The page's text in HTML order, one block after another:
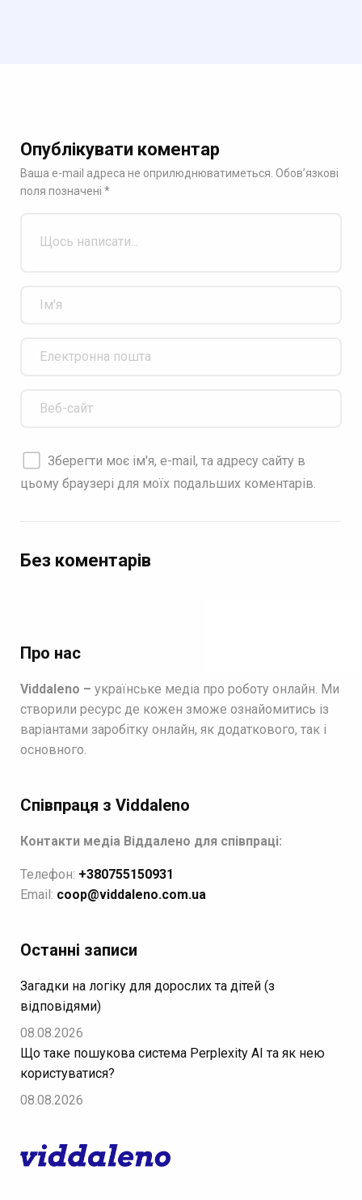
Опублікувати коментар
Ваша e-mail адреса не оприлюднюватиметься. Обов’язкові
поля позначені *
Зберегти моє ім'я, e-mail, та адресу сайту в
цьому браузері для моїх подальших коментарів.
Без коментарів
Про нас
Viddaleno – українське медіа про роботу онлайн. Ми
створили ресурс де кожен зможе ознайомитись із
варіантами заробітку онлайн, як додаткового, так і
основного.
Співпраця з Viddaleno
Контакти медіа Віддалено для співпраці:
Телефон: +380755150931
Email: coop@viddaleno.com.ua
Останні записи
Загадки на логіку для дорослих та дітей (з
відповідями)
08.08.2026
Що таке пошукова система Perplexity AI та як нею
користуватися?
08.08.2026